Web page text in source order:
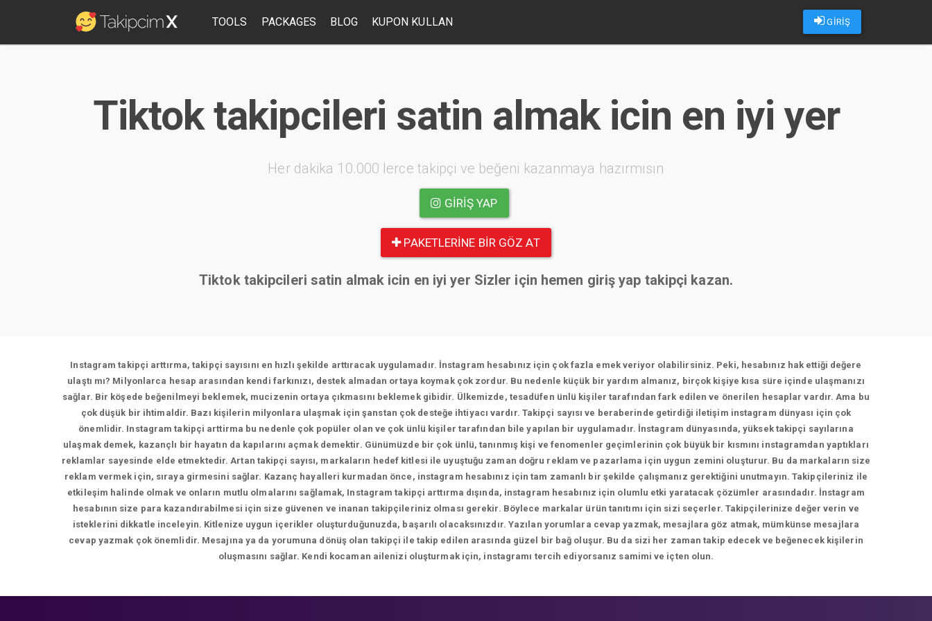
GİRİŞ
TOOLS PACKAGES BLOG KUPON KULLAN
Tiktok takipcileri satin almak icin en iyi yer
Her dakika 10.000 lerce takipçi ve beğeni kazanmaya hazırmısın
GIRIŞ YAP
PAKETLERINE BIR GÖZ AT
Tiktok takipcileri satin almak icin en iyi yer Sizler için hemen giriş yap takipçi kazan.
Instagram takipçi arttırma, takipçi sayısını en hızlı şekilde arttıracak uygulamadır. İnstagram hesabınız için çok fazla emek veriyor olabilirsiniz. Peki, hesabınız hak ettiği değere
ulaştı mı? Milyonlarca hesap arasından kendi farkınızı, destek almadan ortaya koymak çok zordur. Bu nedenle küçük bir yardım almanız, birçok kişiye kısa süre içinde ulaşmanızı
sağlar. Bir köşede beğenilmeyi beklemek, mucizenin ortaya çıkmasını beklemek gibidir. Ülkemizde, tesadüfen ünlü kişiler tarafından fark edilen ve önerilen hesaplar vardır. Ama bu
çok düşük bir ihtimaldir. Bazı kişilerin milyonlara ulaşmak için şanstan çok desteğe ihtiyacı vardır. Takipçi sayısı ve beraberinde getirdiği iletişim instagram dünyası için çok
önemlidir. Instagram takipçi arttirma bu nedenle çok popüler olan ve çok ünlü kişiler tarafından bile yapılan bir uygulamadır. İnstagram dünyasında, yüksek takipçi sayılarına
ulaşmak demek, kazançlı bir hayatın da kapılarını açmak demektir. Günümüzde bir çok ünlü, tanınmış kişi ve fenomenler geçimlerinin çok büyük bir kısmını instagramdan yaptıkları
reklamlar sayesinde elde etmektedir. Artan takipçi sayısı, markaların hedef kitlesi ile uyuştuğu zaman doğru reklam ve pazarlama için uygun zemini oluşturur. Bu da markaların size
reklam vermek için, sıraya girmesini sağlar. Kazanç hayalleri kurmadan önce, instagram hesabınız için tam zamanlı bir şekilde çalışmanız gerektiğini unutmayın. Takipçileriniz ile
etkileşim halinde olmak ve onların mutlu olmalarını sağlamak, Instagram takipçi arttırma dışında, instagram hesabınız için olumlu etki yaratacak çözümler arasındadır. İnstagram
hesabının size para kazandırabilmesi için size güvenen ve inanan takipçileriniz olması gerekir. Böylece markalar ürün tanıtımı için sizi seçerler. Takipçilerinize değer verin ve
isteklerini dikkatle inceleyin. Kitlenize uygun içerikler oluşturduğunuzda, başarılı olacaksınızdır. Yazılan yorumlara cevap yazmak, mesajlara göz atmak, mümkünse mesajlara
cevap yazmak çok önemlidir. Mesajına ya da yorumuna dönüş olan takipçi ile takip edilen arasında güzel bir bağ oluşur. Bu da sizi her zaman takip edecek ve beğenecek kişilerin
oluşmasını sağlar. Kendi kocaman ailenizi oluşturmak için, instagramı tercih ediyorsanız samimi ve içten olun.